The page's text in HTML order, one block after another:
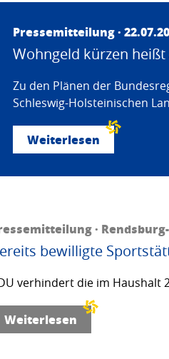
Pressemitteilung ·
Wohngeld kürzen
Zu den Plänen der
Schleswig-Holsteinischen
Weiterlesen
·
bewilligte
verhindert die im Haushalt
Weiterlesen